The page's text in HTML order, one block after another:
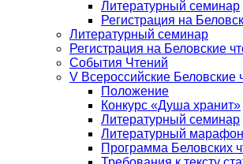
Литературный семинар
Регистрация на
Литературный семинар
Регистрация на Беловские
События Чтений
V Всероссийские Беловские
Положение
Конкурс «Душа хранит»
Литературный семинар
Литературный
Программа Беловских